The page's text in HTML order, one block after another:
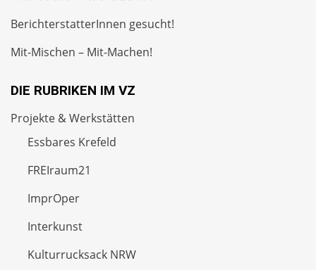
BerichterstatterInnen gesucht!
Mit-Mischen – Mit-Machen!
DIE RUBRIKEN IM VZ
Projekte & Werkstätten
Essbares Krefeld
FREIraum21
ImprOper
Interkunst
Kulturrucksack NRW